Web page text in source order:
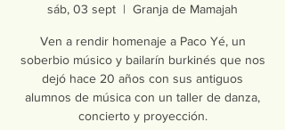
sáb, 03 sept
  |
Granja de Mamajah
Ven a rendir homenaje a Paco Yé, un
soberbio músico y bailarín burkinés que nos
dejó hace 20 años con sus antiguos
alumnos de música con un taller de danza,
concierto y proyección.